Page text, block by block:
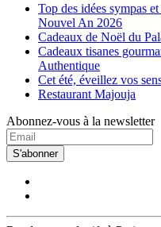
Top des idées sympas
Nouvel An 2026
Cadeaux de Noël du
Cadeaux tisanes
Authentique
Cet été, éveillez vos
Restaurant Majouja
Abonnez-vous à la newsletter
S'abonner